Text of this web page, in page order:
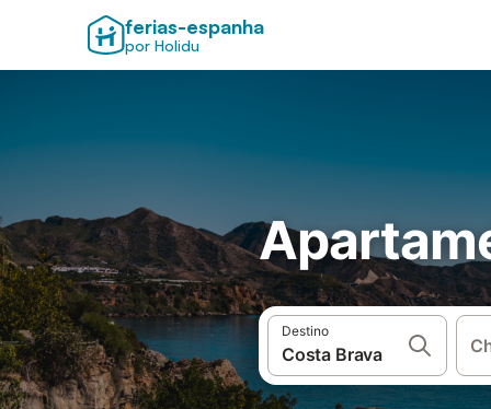
ferias-espanha
por Holidu
Destino